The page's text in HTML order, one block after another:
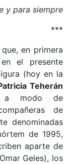
y para siempre
***
en primera
el presente
(hoy en la
Teherán
a modo de
de
denominadas
de 1995,
aparte de
Geles), los